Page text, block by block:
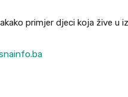
primjer djeci koja žive u